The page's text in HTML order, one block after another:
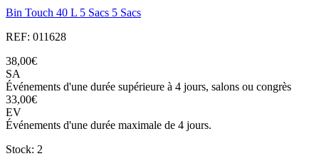
Bin Touch 40 L 5 Sacs 5 Sacs
REF: 011628
38,00€
SA
Événements d'une durée supérieure à 4 jours, salons ou congrès
33,00€
EV
Événements d'une durée maximale de 4 jours.
Stock: 2